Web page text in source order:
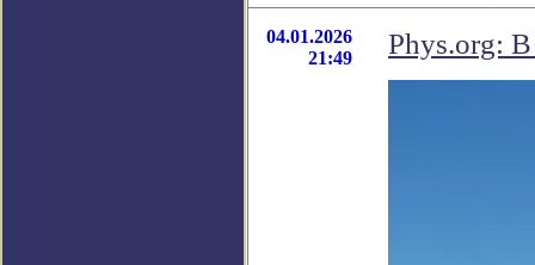
04.01.2026
21:49
Phys.org: В